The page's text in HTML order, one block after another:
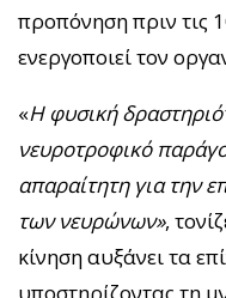
προπόνηση πριν τις
ενεργοποιεί τον
«Η φυσική
νευροτροφικό
απαραίτητη για την
των νευρώνων»,
κίνηση αυξάνει τα
υποστηρίζοντας τη